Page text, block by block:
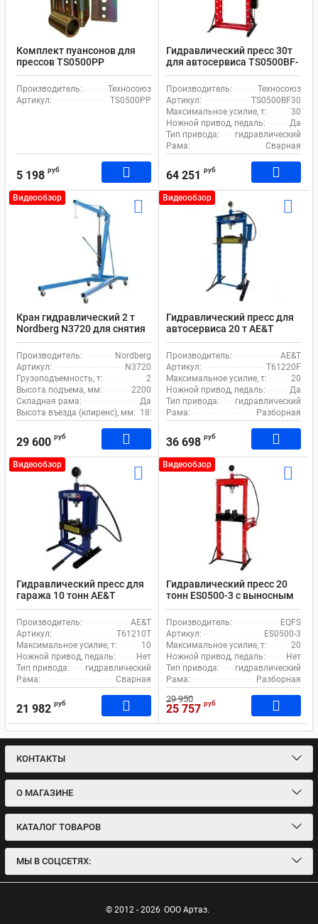
Комплект пуансонов для
прессов TS0500PP
Производитель:
Техносоюз
Артикул:
TS0500PP
5 198 руб
Гидравлический пресс 30т
для автосервиса TS0500BF-
30 с ручным и ножным
приводом
Производитель:
Техносоюз
Артикул:
TS0500BF30
Максимальное усилие, т:
30
Ножной привод, педаль:
Да
Тип привода:
гидравлический
Рама:
Сварная
64 251 руб
Видеообзор
Кран гидравлический 2 т
Nordberg N3720 для снятия
двигателя
Производитель:
Nordberg
Артикул:
N3720
Грузоподъемность, т:
2
Высота подъема, мм:
2200
Складная рама:
Да
Высота въезда (клиренс), мм: 185
29 600 руб
Видеообзор
Гидравлический пресс для
автосервиса 20 т AE&T
Т61220F ручной и ножной
привод
Производитель:
AE&T
Артикул:
T61220F
Максимальное усилие, т:
20
Ножной привод, педаль:
Да
Тип привода:
гидравлический
Рама:
Разборная
36 698 руб
Видеообзор
Гидравлический пресс для
гаража 10 тонн AE&T
T61210T ручной привод
Производитель:
AE&T
Артикул:
T61210T
Максимальное усилие, т:
10
Ножной привод, педаль:
Нет
Тип привода:
гидравлический
Рама:
Сварная
21 982 руб
Видеообзор
Гидравлический пресс 20
тонн ES0500-3 с выносным
насосом
Производитель:
EQFS
Артикул:
ES0500-3
Максимальное усилие, т:
20
Ножной привод, педаль:
Нет
Тип привода:
гидравлический
Рама:
Разборная
29 950
25 757 руб
КОНТАКТЫ
О МАГАЗИНЕ
КАТАЛОГ ТОВАРОВ
МЫ В СОЦСЕТЯХ:
© 2012 - 2026 ООО Артаз.